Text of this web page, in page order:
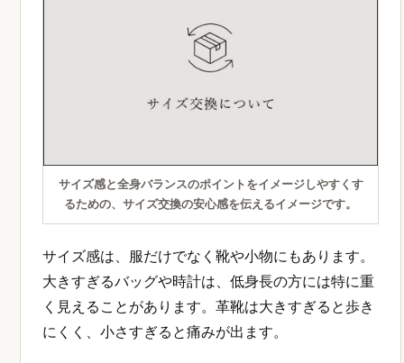
サイズ感と全身バランスのポイントをイメージしやすくす
るための、サイズ交換の安心感を伝えるイメージです。
サイズ感は、服だけでなく靴や小物にもあります。
大きすぎるバッグや時計は、低身長の方には特に重
く見えることがあります。革靴は大きすぎると歩き
にくく、小さすぎると痛みが出ます。